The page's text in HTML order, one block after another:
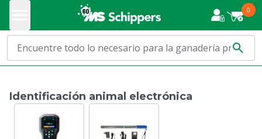
0
Identificación animal electrónica